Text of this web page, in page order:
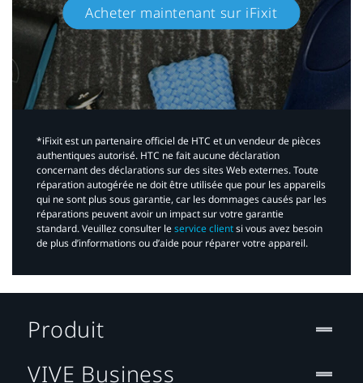
Acheter maintenant sur iFixit​
*iFixit est un partenaire officiel de HTC et un vendeur de pièces
authentiques autorisé. HTC ne fait aucune déclaration
concernant des déclarations sur des sites Web externes. Toute
réparation autogérée ne doit être utilisée que pour les appareils
qui ne sont plus sous garantie, car les dommages causés par les
réparations peuvent avoir un impact sur votre garantie
standard. Veuillez consulter leservice clientsi vous avez besoin
de plus d’informations ou d’aide pour réparer votre appareil.​
Produit
VIVE Business